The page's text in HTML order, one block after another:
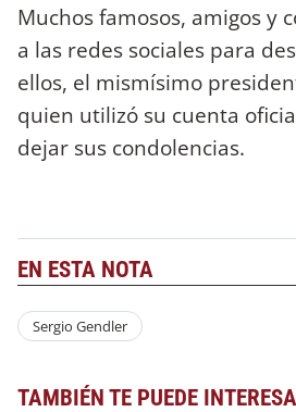
Muchos famosos, amigos y
a las redes sociales para
ellos, el mismísimo
quien utilizó su cuenta
dejar sus condolencias.
EN ESTA NOTA
Sergio Gendler
TAMBIÉN TE PUEDE